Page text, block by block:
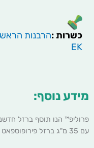
כשרות :הרבנות
EK
מידע נוסף:
עם 35 מ"ג ברזל פירופוספאט בציפוי פוספוליפידים לספיגה אופטימלית.